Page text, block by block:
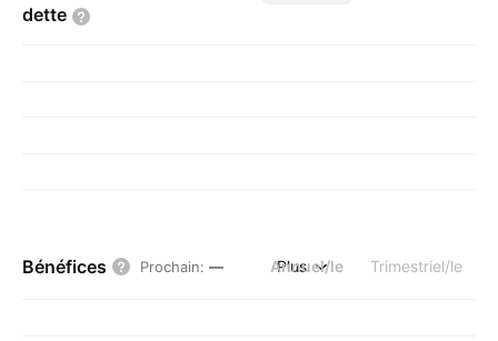
dette
Bénéfices Prochain: — Annuel/le Trimestriel/le
Plus